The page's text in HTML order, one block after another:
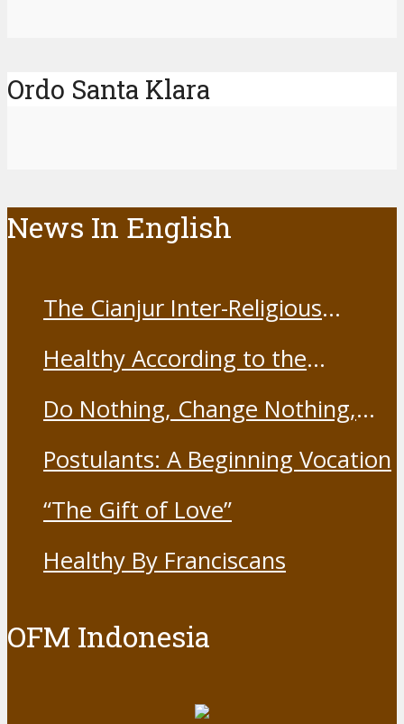
Ordo Santa Klara
News In English
The Cianjur Inter-Religious
19 Vaccine
Healthy According to the
Do Nothing, Change Nothing,
Postulants: A Beginning Vocation
“The Gift of Love”
Healthy By Franciscans
OFM Indonesia